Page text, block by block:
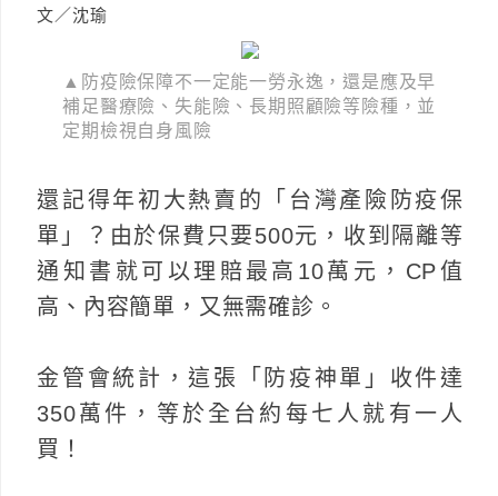
文／沈瑜
▲防疫險保障不一定能一勞永逸，還是應及早
補足醫療險、失能險、長期照顧險等險種，並
定期檢視自身風險
還記得年初大熱賣的「台灣產險防疫保
單」？由於保費只要500元，收到隔離等
通知書就可以理賠最高10萬元，CP值
高、內容簡單，又無需確診。
金管會統計，這張「防疫神單」收件達
350萬件，等於全台約每七人就有一人
買！